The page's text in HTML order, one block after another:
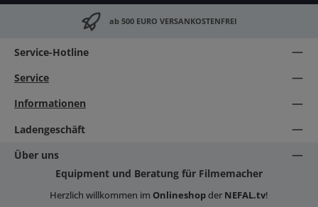
ab 500 EURO VERSANKOSTENFREI
Service-Hotline
Service
Informationen
Ladengeschäft
Über uns
Equipment und Beratung für Filmemacher
Herzlich willkommen im Onlineshopder NEFAL.tv!